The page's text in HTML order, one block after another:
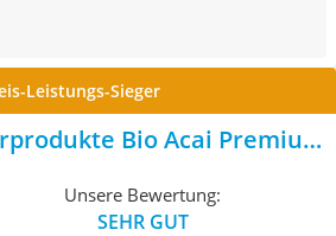
Leistungs-Sieger
Bio Acai Premium
Unsere Bewertung:
SEHR GUT